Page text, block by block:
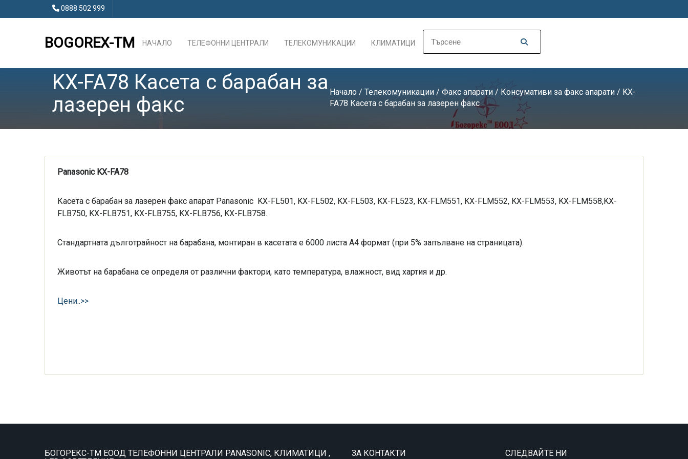
0888 502 999
BOGOREX-TM НАЧАЛО ТЕЛЕФОННИ ЦЕНТРАЛИ ТЕЛЕКОМУНИКАЦИИ КЛИМАТИЦИ
KX-FA78 Касета с барабан за
лазерен факс
Начало / Телекомуникации / Факс апарати / Консумативи за факс апарати / KX-
FA78 Касета с барабан за лазерен факс
Panasonic KX-FA78
Касета с барабан за лазерен факс апарат Panasonic KX-FL501, KX-FL502, KX-FL503, KX-FL523, KX-FLM551, KX-FLM552, KX-FLM553, KX-FLM558,KX-
FLB750, KX-FLB751, KX-FLB755, KX-FLB756, KX-FLB758.
Стандартната дълготрайност на барабана, монтиран в касетата е 6000 листа А4 формат (при 5% запълване на страницата).
Животът на барабана се определя от различни фактори, като температура, влажност, вид хартия и др.
Цени..>>
БОГОРЕКС-ТМ ЕООД ТЕЛЕФОННИ ЦЕНТРАЛИ PANASONIC, КЛИМАТИЦИ ,
ЗА КОНТАКТИ СЛЕДВАЙТЕ НИ